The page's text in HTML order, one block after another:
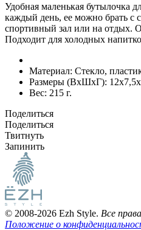
Удобная маленькая бутылочка
каждый день, ее можно брать с
спортивный зал или на отдых.
Подходит для холодных
Материал: Стекло,
Размеры (ВxШxГ):
Вес: 215 г.
Поделиться
Поделиться
Твитнуть
Запинить
© 2008-2026 Ezh Style. Все
Положение о